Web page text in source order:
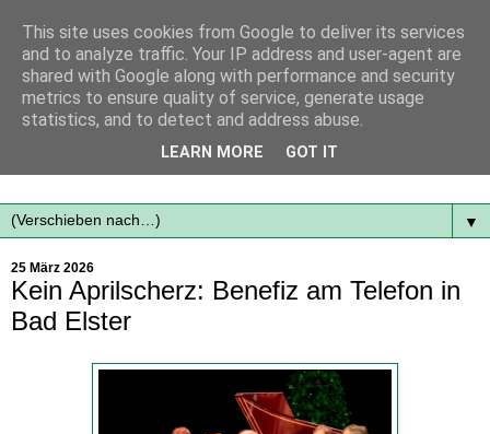
Mit frischen Themen aus der Region immer auf dem
▼
25 März 2026
Kein Aprilscherz: Benefiz am Telefon in
Bad Elster
This site uses cookies from Google to deliver its services
and to analyze traffic. Your IP address and user-agent are
shared with Google along with performance and security
metrics to ensure quality of service, generate usage
statistics, and to detect and address abuse.
LEARN MORE GOT IT